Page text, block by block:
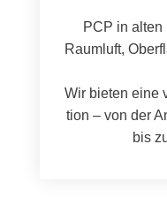
PCP in alten
Raum­luft,
Wir bieten eine
tion – von der
bis